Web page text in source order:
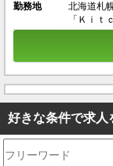
勤務地
北海道札
「Ｋｉｔ
好きな条件で求人